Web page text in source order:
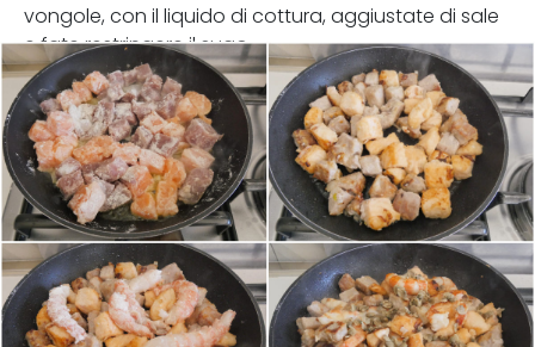
vongole, con il liquido di cottura, aggiustate di sale
e fate restringere il sugo.